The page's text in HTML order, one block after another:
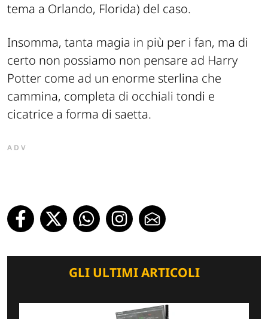
tema a Orlando, Florida) del caso.
Insomma, tanta magia in più per i fan, ma di
certo non possiamo non pensare ad Harry
Potter come ad un enorme sterlina che
cammina, completa di occhiali tondi e
cicatrice a forma di saetta.
ADV
GLI ULTIMI ARTICOLI